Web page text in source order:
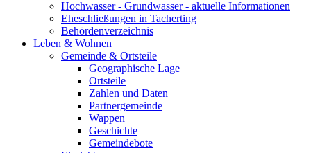
Hochwasser - Grundwasser - aktuelle Informationen
Eheschließungen in Tacherting
Behördenverzeichnis
Leben & Wohnen
Gemeinde & Ortsteile
Geographische Lage
Ortsteile
Zahlen und Daten
Partnergemeinde
Wappen
Geschichte
Gemeindebote